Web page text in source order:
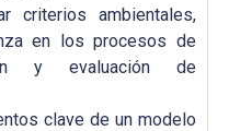
criterios ambientales,
en los procesos de
y evaluación de
clave de un modelo